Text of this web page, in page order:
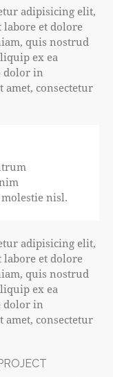
adipisicing elit,
et dolore
quis nostrud
ex ea
dolor in
consectetur
nisl.
adipisicing elit,
et dolore
quis nostrud
ex ea
dolor in
consectetur